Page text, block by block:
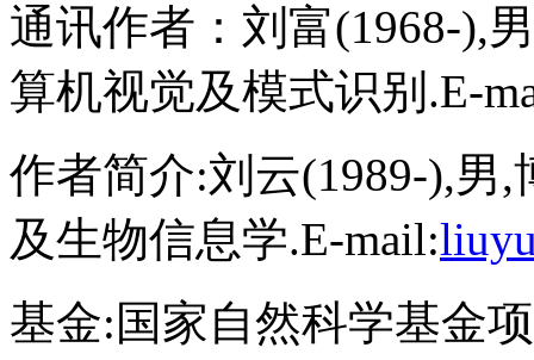
通讯作者：刘富(1968-),
算机视觉及模式识别.E-
作者简介:刘云(1989-),男
及生物信息学.E-mail:
基金:国家自然科学基金